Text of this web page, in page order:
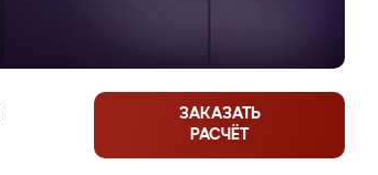
ЗАКАЗАТЬ
РАСЧЁТ